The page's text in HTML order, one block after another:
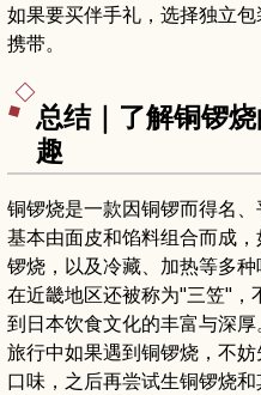
如果要买伴手礼，选择独立
携带。
总结｜了解铜锣
趣
铜锣烧是一款因铜锣而得名、
基本由面皮和馅料组合而成
锣烧，以及冷藏、加热等多种
在近畿地区还被称为"三笠"，
到日本饮食文化的丰富与深厚
旅行中如果遇到铜锣烧，不
口味，之后再尝试生铜锣烧和